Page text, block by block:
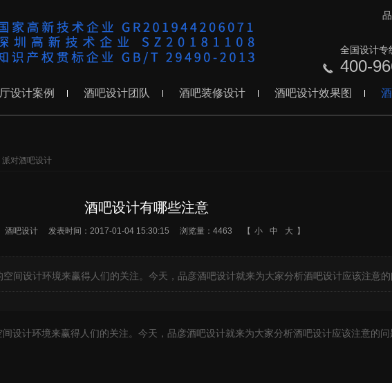
全国设计专
400-
设计案例 酒吧设计团队 酒吧装修设计 酒吧设计效果图
派对酒吧设计
酒吧设计有哪些注意
酒吧设计 发表时间：2017-01-04 15:30:15 浏览量：4463 【 小 中 大 】
间设计环境来赢得人们的关注。今天，品彦酒吧设计就来为大家分析酒吧设计应该注意的
计环境来赢得人们的关注。今天，品彦酒吧设计就来为大家分析酒吧设计应该注意的问